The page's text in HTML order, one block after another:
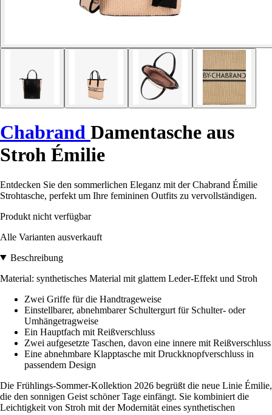
Chabrand Damentasche aus
Stroh Émilie
Entdecken Sie den sommerlichen Eleganz mit der Chabrand Émilie
Strohtasche, perfekt um Ihre femininen Outfits zu vervollständigen.
Produkt nicht verfügbar
Alle Varianten ausverkauft
Beschreibung
Material: synthetisches Material mit glattem Leder-Effekt und Stroh
Zwei Griffe für die Handtrageweise
Einstellbarer, abnehmbarer Schultergurt für Schulter- oder
Umhängetragweise
Ein Hauptfach mit Reißverschluss
Zwei aufgesetzte Taschen, davon eine innere mit Reißverschluss
Eine abnehmbare Klapptasche mit Druckknopfverschluss in
passendem Design
Die Frühlings-Sommer-Kollektion 2026 begrüßt die neue Linie Émilie,
die den sonnigen Geist schöner Tage einfängt. Sie kombiniert die
Leichtigkeit von Stroh mit der Modernität eines synthetischen